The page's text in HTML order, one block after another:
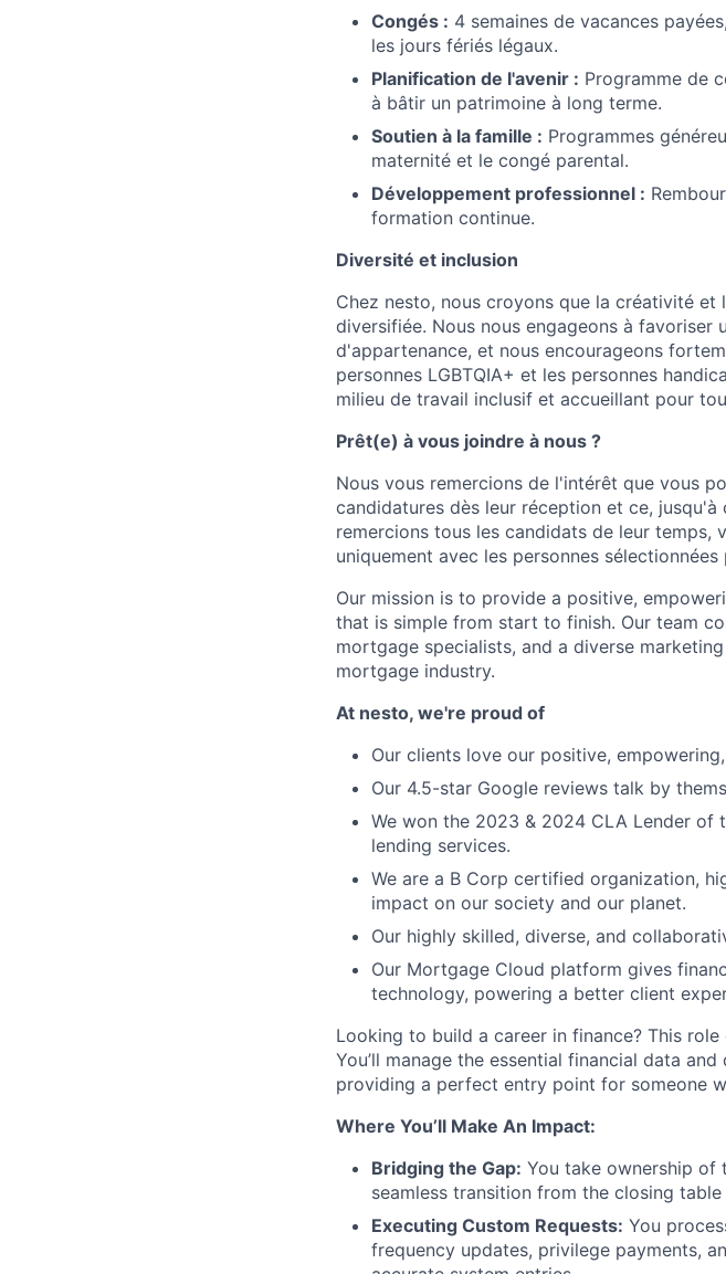
Congés : 4 semaines de vacances
les jours fériés légaux.
Planification de l'avenir : Programme de
à bâtir un patrimoine à long terme.
Soutien à la famille : Programmes
maternité et le congé parental.
Développement professionnel :
formation continue.
Diversité et inclusion
Chez nesto, nous croyons que la créativité
diversifiée. Nous nous engageons à
d'appartenance, et nous encourageons
personnes LGBTQIA+ et les personnes
milieu de travail inclusif et accueillant pour
Prêt(e) à vous joindre à nous ?
Nous vous remercions de l'intérêt que vous
candidatures dès leur réception et ce,
remercions tous les candidats de leur temps,
uniquement avec les personnes sélectionnées
Our mission is to provide a positive,
that is simple from start to finish. Our team
mortgage specialists, and a diverse
mortgage industry.
At nesto, we're proud of
Our clients love our positive,
Our 4.5-star Google reviews talk by
We won the 2023 & 2024 CLA Lender of
lending services.
We are a B Corp certified organization,
impact on our society and our planet.
Our highly skilled, diverse, and
Our Mortgage Cloud platform gives
technology, powering a better client
Looking to build a career in finance? This
You’ll manage the essential financial data
providing a perfect entry point for someone
Where You’ll Make An Impact:
Bridging the Gap: You take ownership of
seamless transition from the closing
Executing Custom Requests: You
frequency updates, privilege payments,